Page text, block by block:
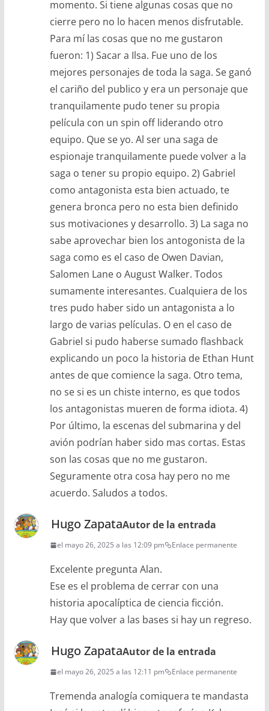
momento. Si tiene algunas cosas que no
cierre pero no lo hacen menos disfrutable.
Para mí las cosas que no me gustaron
fueron: 1) Sacar a Ilsa. Fue uno de los
mejores personajes de toda la saga. Se ganó
el cariño del publico y era un personaje que
tranquilamente pudo tener su propia
película con un spin off liderando otro
equipo. Que se yo. Al ser una saga de
espionaje tranquilamente puede volver a la
saga o tener su propio equipo. 2) Gabriel
como antagonista esta bien actuado, te
genera bronca pero no esta bien definido
sus motivaciones y desarrollo. 3) La saga no
sabe aprovechar bien los antogonista de la
saga como es el caso de Owen Davian,
Salomen Lane o August Walker. Todos
sumamente interesantes. Cualquiera de los
tres pudo haber sido un antagonista a lo
largo de varias películas. O en el caso de
Gabriel si pudo haberse sumado flashback
explicando un poco la historia de Ethan Hunt
antes de que comience la saga. Otro tema,
no se si es un chiste interno, es que todos
los antagonistas mueren de forma idiota. 4)
Por último, la escenas del submarina y del
avión podrían haber sido mas cortas. Estas
son las cosas que no me gustaron.
Seguramente otra cosa hay pero no me
acuerdo. Saludos a todos.
Hugo ZapataAutor de la entrada
el mayo 26, 2025 a las 12:09 pm Enlace permanente
Excelente pregunta Alan.
Ese es el problema de cerrar con una
historia apocalíptica de ciencia ficción.
Hay que volver a las bases si hay un regreso.
Hugo ZapataAutor de la entrada
el mayo 26, 2025 a las 12:11 pm Enlace permanente
Tremenda analogía comiquera te mandasta